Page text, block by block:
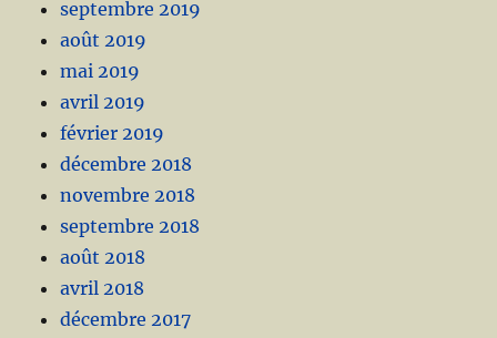
septembre 2019
août 2019
mai 2019
avril 2019
février 2019
décembre 2018
novembre 2018
septembre 2018
août 2018
avril 2018
décembre 2017